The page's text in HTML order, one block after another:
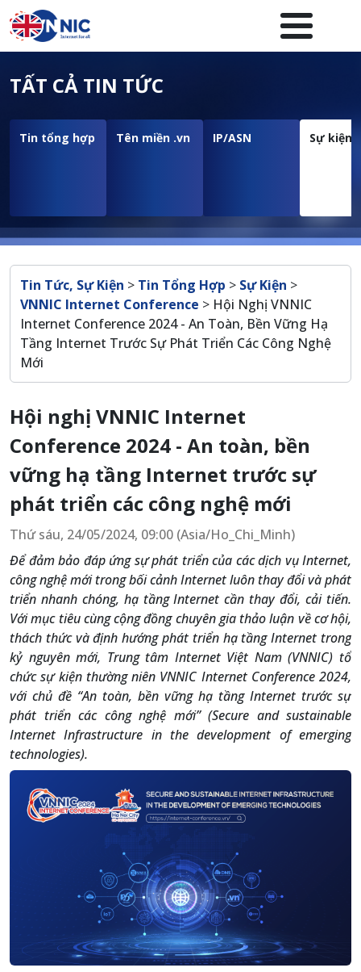
Nhảy đến nội dung
Menuheader của website
TẤT CẢ TIN TỨC
Tin tổng hợp Tên miền .vn IP/ASN Sự kiện
Breadcrumb
Tin Tức, Sự Kiện > Tin Tổng Hợp > Sự Kiện >
VNNIC Internet Conference > Hội Nghị VNNIC
Internet Conference 2024 - An Toàn, Bền Vững Hạ
Tầng Internet Trước Sự Phát Triển Các Công Nghệ
Mới
Hội nghị VNNIC Internet
Conference 2024 - An toàn, bền
vững hạ tầng Internet trước sự
phát triển các công nghệ mới
Thứ sáu, 24/05/2024, 09:00 (Asia/Ho_Chi_Minh)
Để đảm bảo đáp ứng sự phát triển của các dịch vụ Internet,
công nghệ mới trong bối cảnh Internet luôn thay đổi và phát
triển nhanh chóng, hạ tầng Internet cần thay đổi, cải tiến.
Với mục tiêu cùng cộng đồng chuyên gia thảo luận về cơ hội,
thách thức và định hướng phát triển hạ tầng Internet trong
kỷ nguyên mới, Trung tâm Internet Việt Nam (VNNIC) tổ
chức sự kiện thường niên VNNIC Internet Conference 2024,
với chủ đề “An toàn, bền vững hạ tầng Internet trước sự
phát triển các công nghệ mới” (Secure and sustainable
Internet Infrastructure in the development of emerging
technologies).